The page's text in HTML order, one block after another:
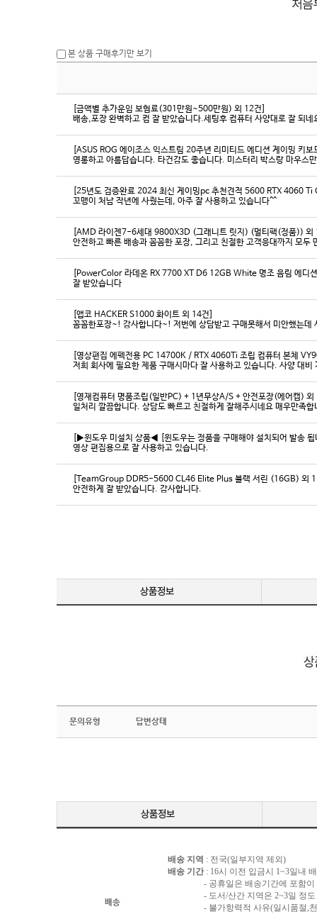
본 상품 구매후기만 보기
[금액별 추가운임 보험료(301만원~500만원) 외 12건]
배송,포장 완벽하고 컴 잘 받았습니다.세팅후 컴퓨터 사양대로 잘 되
[ASUS ROG 에이조스 익스트림 20주년 리미티드 에디션 게이밍 키
영롱하고 아름답습니다. 타건감도 좋습니다. 미스터리 박스랑 마우스
[25년도 검증완료 2024 최신 게이밍pc 추천견적 5600 RTX 4060
꼬맹이 처남 작년에 사줬는데, 아주 잘 사용하고 있습니다^^
[AMD 라이젠7-6세대 9800X3D (그래니트 릿지) (멀티팩(정품)) 외
[PowerColor 라데온 RX 7700 XT D6 12GB White 명조 음림 에디
잘 받았습니다
[앱코 HACKER S1000 화이트 외 14건]
꼼꼼한포장~! 감사합니다~! 저번에 상담받고 구매못해서 미안했는
[영상편집 에펙전용 PC 14700K / RTX 4060Ti 조립 컴퓨터 본체
[영재컴퓨터 명품조립(일반PC) + 1년무상A/S + 안전포장(에어캡)
일처리 깔끔합니다. 상담도 빠르고 친절하게 잘해주시네요 매우만족
[▶윈도우 미설치 상품◀ [윈도우는 정품을 구매해야 설치되어 발송
영상 편집용으로 잘 사용하고 있습니다.
[TeamGroup DDR5-5600 CL46 Elite Plus 블랙 서린 (16GB) 외
안전하게 잘 받았습니다. 감사합니다.
문의유형 답변상태
배송
배송 지역 : 전국(일부지역 제외)
배송 기간 : 16시 이전 입금시 1~3일내
- 공휴일은 배송기간에 포함이
- 도서/산간 지역은 2~3일 정도
- 불가항력적 사유(일시품절,천재